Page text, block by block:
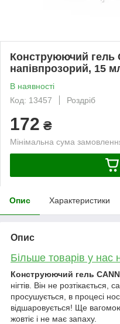
Конструюючий гель
напівпрозорий, 15
В наявності
Код: 13457
Роздріб
172 ₴
Мінімальна сума
Опис Характеристики
Опис
Більше товарів у нас
Конструюючий гель
нігтів. Він не
просушується, в процесі
відшаровується! Ще
жовтіє і не має запаху.